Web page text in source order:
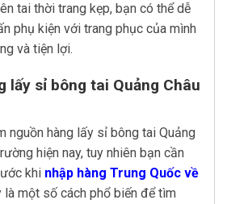
tai thời trang kẹp, bạn có thể dễ
phụ kiện với trang phục của mình
và tiện lợi.
lấy sỉ bông tai Quảng Châu
nguồn hàng lấy sỉ bông tai Quảng
hiện nay, tuy nhiên bạn cần
khi nhập hàng Trung Quốc về
là một số cách phổ biến để tìm